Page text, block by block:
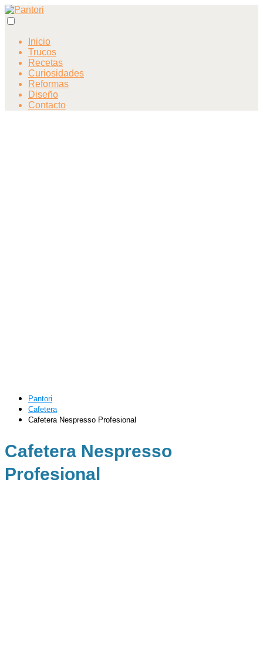
Inicio
Trucos
Recetas
Curiosidades
Reformas
Diseño
Contacto
Pantori
Cafetera
Cafetera Nespresso Profesional
Cafetera Nespresso
Profesional